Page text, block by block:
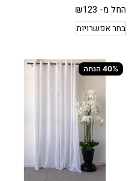
החל מ- ₪123
בחר אפשרויות
40% הנחה